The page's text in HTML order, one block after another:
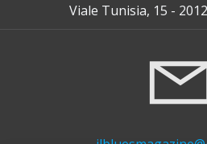
Viale Tunisia, 15 -